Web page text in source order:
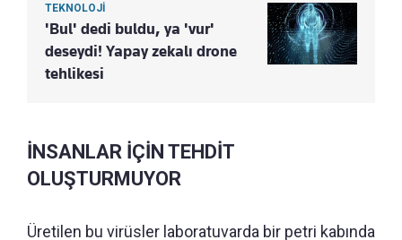
TEKNOLOJİ
'Bul' dedi buldu, ya 'vur'
deseydi! Yapay zekalı drone
tehlikesi
İNSANLAR İÇİN TEHDİT
OLUŞTURMUYOR
Üretilen bu virüsler laboratuvarda bir petri kabında